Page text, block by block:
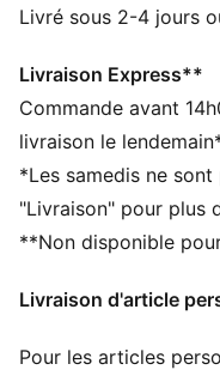
offre un amorti
CARACTÉRISTIQUES
Matériau recyclé : la
fabriquée avec au
SOFTFOAM+ : la
conçue pour offrir un
très épais
Dessus en daim
Collet cousu et
Livré sous 2-4 jours
Livraison Express**
Commande avant
livraison le
*Les samedis ne
"Livraison" pour plus
**Non disponible
Livraison d'article
Pour les articles